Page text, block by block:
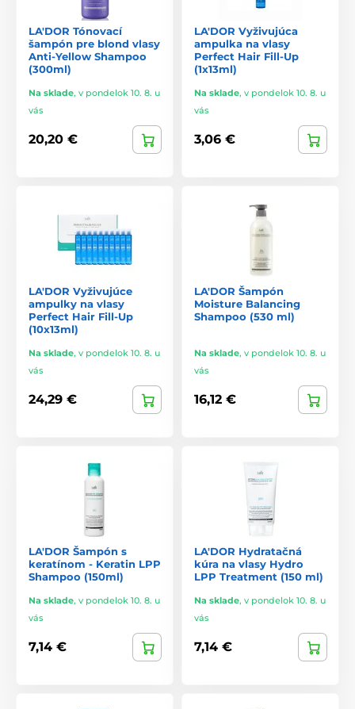
LA'DOR Tónovací
šampón pre blond vlasy
Anti-Yellow Shampoo
(300ml)
Na sklade, v pondelok 10. 8. u
vás
20,20 €
LA'DOR Vyživujúca
ampulka na vlasy
Perfect Hair Fill-Up
(1x13ml)
Na sklade, v pondelok 10. 8. u
vás
3,06 €
LA'DOR Vyživujúce
ampulky na vlasy
Perfect Hair Fill-Up
(10x13ml)
Na sklade, v pondelok 10. 8. u
vás
24,29 €
LA'DOR Šampón
Moisture Balancing
Shampoo (530 ml)
Na sklade, v pondelok 10. 8. u
vás
16,12 €
LA'DOR Šampón s
keratínom - Keratin LPP
Shampoo (150ml)
Na sklade, v pondelok 10. 8. u
vás
7,14 €
LA'DOR Hydratačná
kúra na vlasy Hydro
LPP Treatment (150 ml)
Na sklade, v pondelok 10. 8. u
vás
7,14 €